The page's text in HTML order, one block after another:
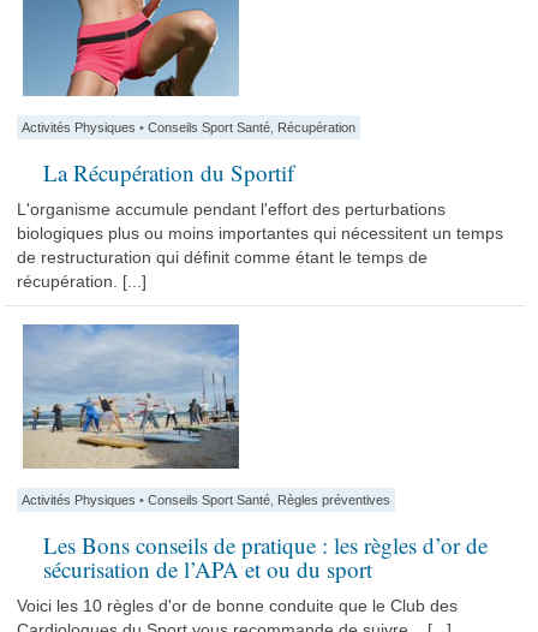
Activités Physiques •Conseils Sport Santé Récupération
La Récupération du Sportif
L'organisme accumule pendant l'effort des perturbations
biologiques plus ou moins importantes qui nécessitent un temps
de restructuration qui définit comme étant le temps de
récupération. [...]
Activités Physiques •Conseils Sport Santé Règles préventives
Les Bons conseils de pratique : les règles d’or de
sécurisation de l’APA et ou du sport
Voici les 10 règles d'or de bonne conduite que le Club des